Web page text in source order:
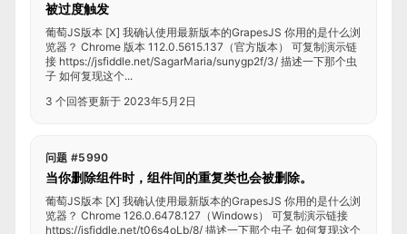
被过度触发
葡萄JS版本 [X] 我确认使用最新版本的GrapesJS 你用的是什么浏
览器？ Chrome 版本 112.0.5615.137（官方版本） 可复制演示链
接 https://jsfiddle.net/SagarMaria/sunygp2f/3/ 描述一下那个虫
子 如何复现这个...
3 个回答更新于 2023年5月2日
问题 #5990
当你删除组件时，组件间的重复类也会被删除。
葡萄JS版本 [X] 我确认使用最新版本的GrapesJS 你用的是什么浏
览器？ Chrome 126.0.6478.127（Windows） 可复制演示链接
https://jsfiddle.net/t06s4oLb/8/ 描述一下那个虫子 如何复现这个